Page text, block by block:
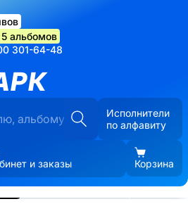
5 альбомов
301-64-48
Исполнители
по алфавиту
и заказы Корзина